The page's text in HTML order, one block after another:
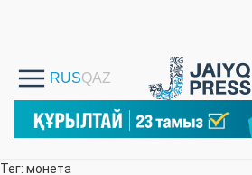
Тег: монета